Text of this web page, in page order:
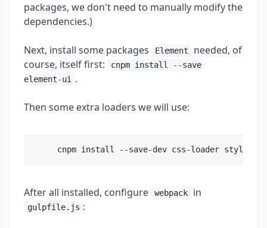
packages, we don't need to manually modify the
dependencies.)
Next, install some packages Element
needed, of
course, itself first:
cnpm install --save
element-ui
.
Then some extra loaders we will use:
After all installed, configure webpack in
gulpfile.js :